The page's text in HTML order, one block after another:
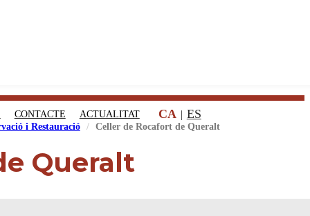
CONTACTE ACTUALITAT CA ES
i Restauració Celler de Rocafort de Queralt
Queralt